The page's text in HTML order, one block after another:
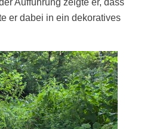
Aufführung zeigte er, dass
er dabei in ein dekoratives